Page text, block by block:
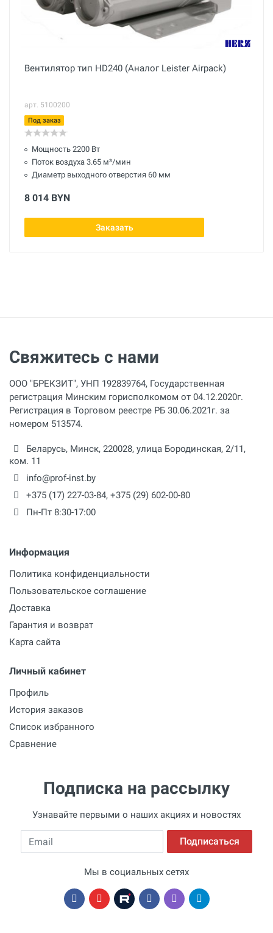
Вентилятор тип HD240 (Аналог Leister Airpack)
арт. 5100200
Под заказ
Мощность 2200 Вт
Поток воздуха 3.65 м³/мин
Диаметр выходного отверстия 60 мм
8 014 BYN
Заказать
Свяжитесь с нами
ООО "БРЕКЗИТ", УНП 192839764, Государственная
регистрация Минским горисполкомом от 04.12.2020г.
Регистрация в Торговом реестре РБ 30.06.2021г. за
номером 513574.
Беларусь, Минск, 220028, улица Бородинская, 2/11,
ком. 11
info@prof-inst.by
+375 (17) 227-03-84, +375 (29) 602-00-80
Пн-Пт 8:30-17:00
Информация
Политика конфиденциальности
Пользовательское соглашение
Доставка
Гарантия и возврат
Карта сайта
Личный кабинет
Профиль
История заказов
Список избранного
Сравнение
Подписка на рассылку
Узнавайте первыми о наших акциях и новостях
Email Подписаться
Мы в социальных сетях